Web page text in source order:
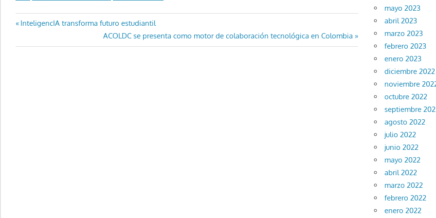
Navegación
de
Entrada
InteligencIA transforma futuro estudiantil
Entrada
siguiente:
ACOLDC se presenta como motor de colaboración tecnológica en Colombia
mayo 2023
abril 2023
marzo 2023
febrero 2023
enero 2023
diciembre 2022
noviembre
octubre 2022
septiembre
agosto 2022
julio 2022
junio 2022
mayo 2022
abril 2022
marzo 2022
febrero 2022
enero 2022